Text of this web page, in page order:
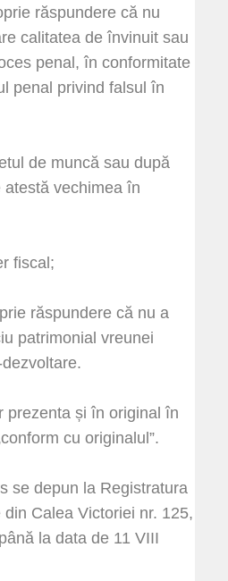
răspundere că nu
calitatea de învinuit sau
penal, în conformitate
penal privind falsul în
de muncă sau după
vechimea în
fiscal;
răspundere că nu a
patrimonial vreunei
prezenta și în original în
cu originalul”.
se depun la Registratura
Calea Victoriei nr. 125,
la data de 11 VIII